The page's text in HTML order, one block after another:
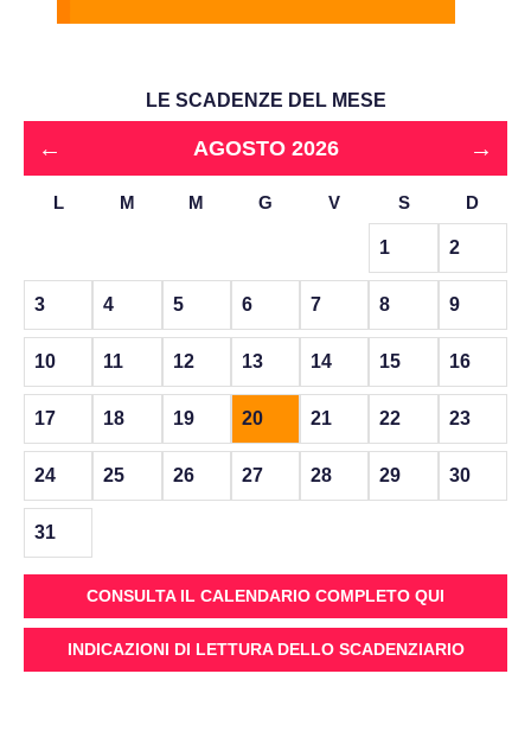
LE SCADENZE DEL MESE
← AGOSTO 2026 →
L M M G V S D
1 2
3 4 5 6 7 8 9
10 11 12 13 14 15 16
17 18 19 20 21 22 23
24 25 26 27 28 29 30
31
CONSULTA IL CALENDARIO COMPLETO QUI
INDICAZIONI DI LETTURA DELLO SCADENZIARIO